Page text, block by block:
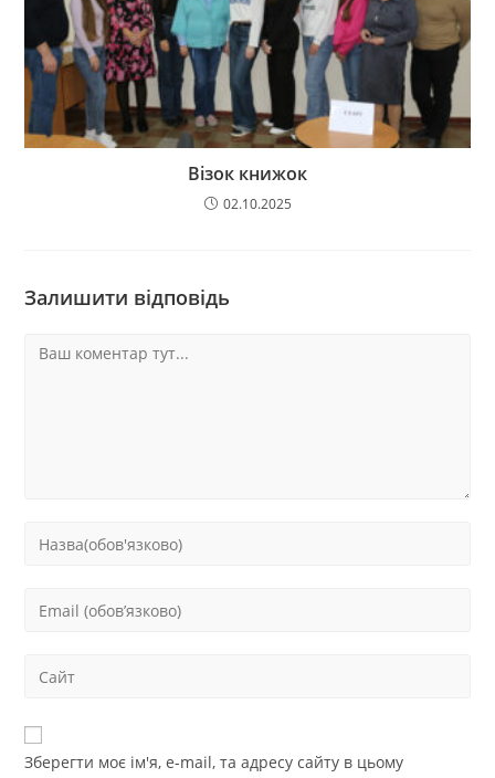
Візок книжок
02.10.2025
Залишити відповідь
Зберегти моє ім'я, e-mail, та адресу сайту в цьому